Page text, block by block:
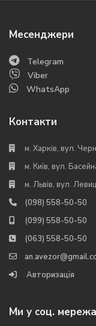
Месенджери
Telegram
Viber
WhatsApp
Контакти
м. Харків, вул.
м. Київ, вул.
м. Львів, вул.
(098) 558-50-50
(099) 558-50-50
(063) 558-50-50
Авторизація
Ми у соц.